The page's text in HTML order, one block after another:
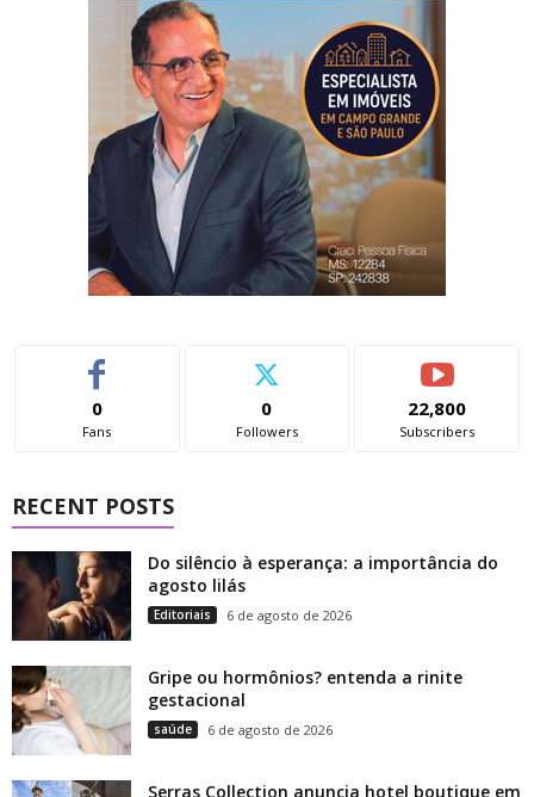
0
Fans
0
Followers
22,800
Subscribers
RECENT POSTS
Do silêncio à esperança: a importância do
agosto lilás
Editoriais 6 de agosto de 2026
Gripe ou hormônios? entenda a rinite
gestacional
saúde 6 de agosto de 2026
Serras Collection anuncia hotel boutique em